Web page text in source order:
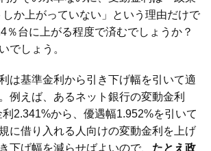
か上がっていない」という理由だけで
％台に上がる程度で済むでしょうか？
でしょう。
は基準金利から引き下げ幅を引いて適
例えば、あるネット銀行の変動金利
2.341%から、優遇幅1.952%を引いて
に借り入れる人向けの変動金利を上げ
下げ幅を減らせばよいので、 たとえ政